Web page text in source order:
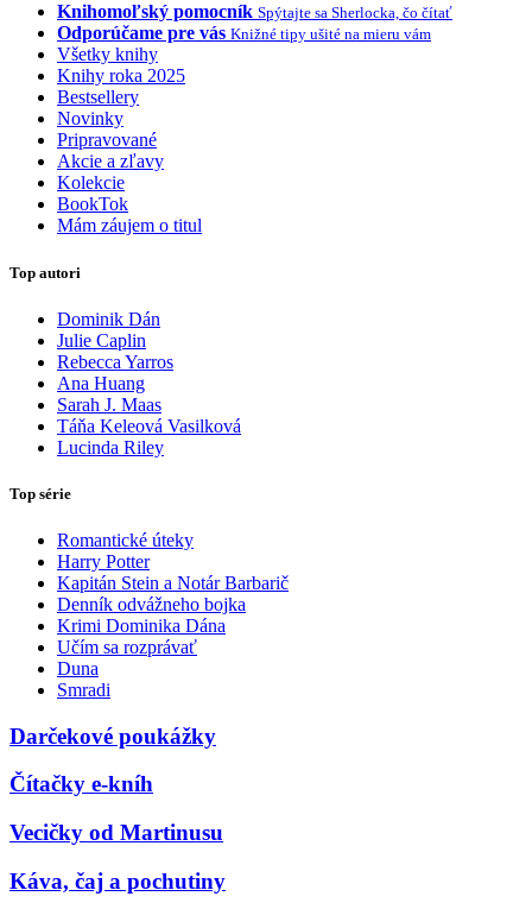
Knihomoľský pomocník Spýtajte sa Sherlocka, čo čítať
Odporúčame pre vás Knižné tipy ušité na mieru vám
Všetky knihy
Knihy roka 2025
Bestsellery
Novinky
Pripravované
Akcie a zľavy
Kolekcie
BookTok
Mám záujem o titul
Top autori
Dominik Dán
Julie Caplin
Rebecca Yarros
Ana Huang
Sarah J. Maas
Táňa Keleová Vasilková
Lucinda Riley
Top série
Romantické úteky
Harry Potter
Kapitán Stein a Notár Barbarič
Denník odvážneho bojka
Krimi Dominika Dána
Učím sa rozprávať
Duna
Smradi
Darčekové poukážky
Čítačky e-kníh
Vecičky od Martinusu
Káva, čaj a pochutiny